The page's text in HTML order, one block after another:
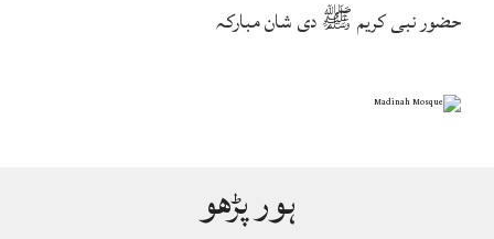
حضور نبی کریم ﷺ دی شان مبارکہ
ہور پڑھو